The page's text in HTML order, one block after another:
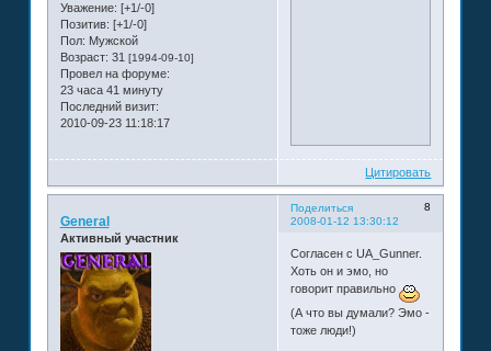
Уважение: [+1/-0]
Позитив: [+1/-0]
Пол: Мужской
Возраст: 31 [1994-09-10]
Провел на форуме:
23 часа 41 минуту
Последний визит:
2010-09-23 11:18:17
Цитировать
Поделиться
8
2008-01-12 13:30:12
General
Активный участник
Согласен с UA_Gunner.
Хоть он и эмо, но
говорит правильно
(А что вы думали? Эмо -
тоже люди!)